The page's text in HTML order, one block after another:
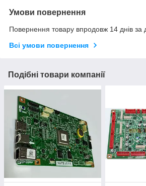
Умови повернення
Повернення товару впродовж 14 днів за
Всі умови повернення
Подібні товари компанії